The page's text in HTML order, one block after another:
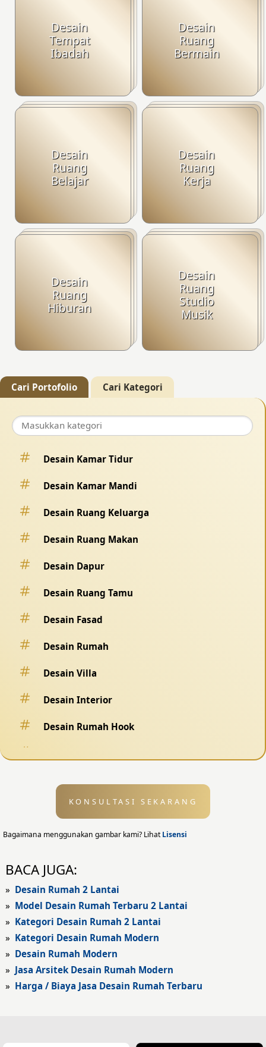
Desain
Tempat
Ibadah
Desain
Ruang
Bermain
Desain
Ruang
Belajar
Desain
Ruang
Kerja
Desain
Ruang
Hiburan
Desain
Ruang
Studio
Musik
Cari Portofolio Cari Kategori
Desain Kamar Tidur
Desain Kamar Mandi
Desain Ruang Keluarga
Desain Ruang Makan
Desain Dapur
Desain Ruang Tamu
Desain Fasad
Desain Rumah
Desain Villa
Desain Interior
Desain Rumah Hook
Desain Eksterior
Desain Eksterior Rumah
Desain Rumah Modern
Fasad Rumah Modern
Fasad Kantor
Fasad Hotel
KONSULTASI SEKARANG
Bagaimana menggunakan gambar kami? LihatLisensi
BACA JUGA:
» Desain Rumah 2 Lantai
» Model Desain Rumah Terbaru 2 Lantai
» Kategori Desain Rumah 2 Lantai
» Kategori Desain Rumah Modern
» Desain Rumah Modern
» Jasa Arsitek Desain Rumah Modern
» Harga / Biaya Jasa Desain Rumah Terbaru